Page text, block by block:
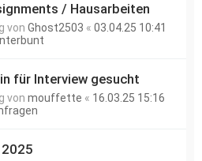
/ Hausarbeiten
von Ghost2503 « 03.04.25 10:41
für Interview gesucht
von mouffette « 16.03.25 15:16
2025